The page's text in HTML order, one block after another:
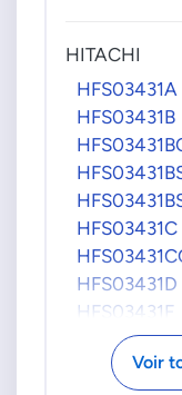
HITACHI
HFS03431A
HFS03431B
HFS03431C
HFS03431D
HFS03431F
HFS03431G
Voir